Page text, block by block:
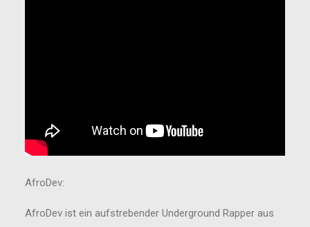
AfroDev:
AfroDev ist ein aufstrebender Underground Rapper aus